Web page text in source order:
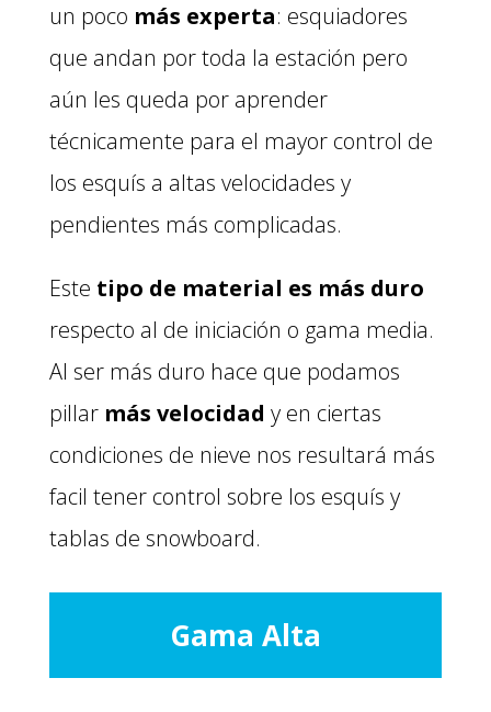
un poco más experta: esquiadores
que andan por toda la estación pero
aún les queda por aprender
técnicamente para el mayor control de
los esquís a altas velocidades y
pendientes más complicadas.
Este tipo de material es más duro
respecto al de iniciación o gama media.
Al ser más duro hace que podamos
pillar más velocidad y en ciertas
condiciones de nieve nos resultará más
facil tener control sobre los esquís y
tablas de snowboard.
Gama Alta